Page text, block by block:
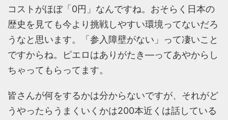
コストがほぼ「0円」なんですね。おそらく日本の
歴史を見ても今より挑戦しやすい環境ってないだろ
うなと思います。「参入障壁がない」って凄いこと
ですからね。ピエロはありがたき―ってあやからし
ちゃってもらってます。
皆さんが何をするかは分からないですが、それがど
うやったらうまくいくかは200本近くは話している